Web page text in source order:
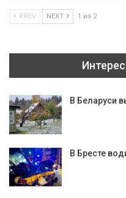
PREV NEXT 1 из 2
В Беларуси
В Бресте